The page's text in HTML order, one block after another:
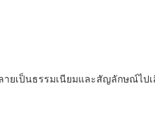
ายเป็นธรรมเนียมและสัญลักษณ์ไ